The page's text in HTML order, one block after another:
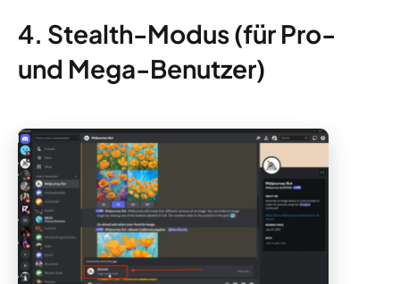
4. Stealth-Modus (für Pro-
und Mega-Benutzer)